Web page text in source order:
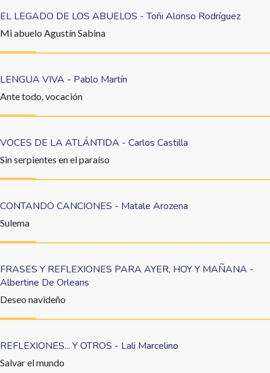
EL LEGADO DE LOS ABUELOS - Toñi Alonso Rodríguez
Mi abuelo Agustín Sabina
LENGUA VIVA - Pablo Martín
Ante todo, vocación
VOCES DE LA ATLÁNTIDA - Carlos Castilla
Sin serpientes en el paraíso
CONTANDO CANCIONES - Matale Arozena
Sulema
FRASES Y REFLEXIONES PARA AYER, HOY Y MAÑANA -
Albertine De Orleans
Deseo navideño
REFLEXIONES... Y OTROS - Lali Marcelino
Salvar el mundo